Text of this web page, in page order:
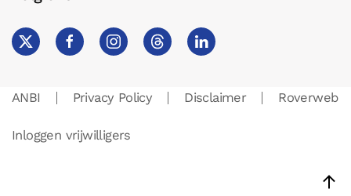
ANBI Privacy Policy Disclaimer Roverweb
Inloggen vrijwilligers